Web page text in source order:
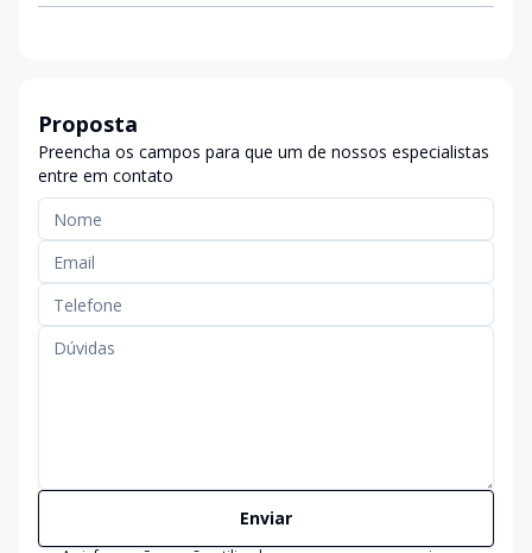
Proposta
Preencha os campos para que um de nossos especialistas
entre em contato
Enviar